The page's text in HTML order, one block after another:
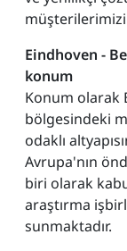
Eindhoven -
konum
Konum olarak
bölgesindeki
odaklı
Avrupa'nın
biri olarak
araştırma
sunmaktadır.